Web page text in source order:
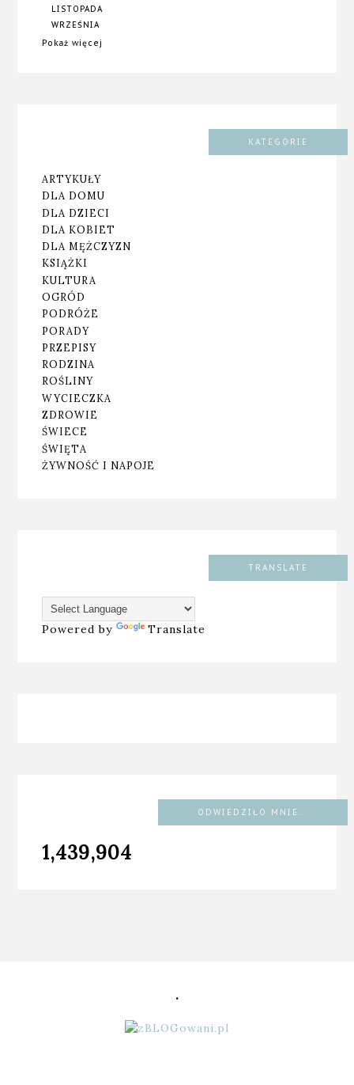
LISTOPADA
WRZEŚNIA
Pokaż więcej
KATEGORIE
ARTYKUŁY
DLA DOMU
DLA DZIECI
DLA KOBIET
DLA MĘŻCZYZN
KSIĄŻKI
KULTURA
OGRÓD
PODRÓŻE
PORADY
PRZEPISY
RODZINA
ROŚLINY
WYCIECZKA
ZDROWIE
ŚWIECE
ŚWIĘTA
ŻYWNOŚĆ I NAPOJE
TRANSLATE
Powered by Translate
ODWIEDZIŁO MNIE...
1,439,904
.